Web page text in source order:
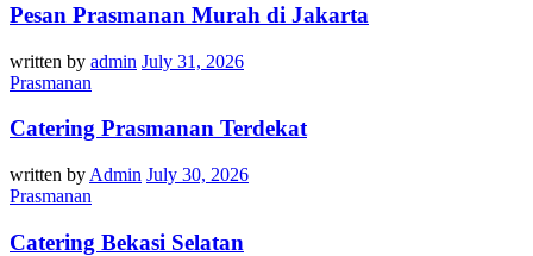
Pesan Prasmanan Murah di Jakarta
written by admin July 31, 2026
Prasmanan
Catering Prasmanan Terdekat
written by Admin July 30, 2026
Prasmanan
Catering Bekasi Selatan